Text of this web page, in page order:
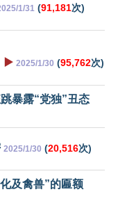
1/31 (91,181次)
▶️ 2025/1/30 (95,762次)
暴露“党独”丑态
2025/1/30 (20,516次)
及禽兽”的匾额